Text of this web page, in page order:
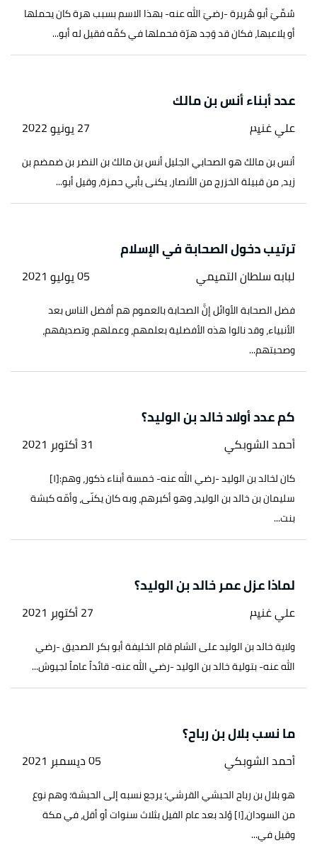
سُمِّيَ أبو هُريرة -رضيَ الله عنه- بهذا الاسم بسبب هرة كان يحملها
أو يلاعبها، فكان قد وَجد هرّة فحملها في كمِّه فقيل له أبو...
عدد أبناء أنس بن مالك
علي غنيم 27 يونيو 2022
أنس بن مالك هو الصحابي الجليل أنس بن مالك بن النضر بن ضمضم بن
زيد، من قبيلة الخزرج من الأنصار، يكنى بأبي حمزة، وقيل أبو...
ترتيب دخول الصحابة في الإسلام
لبابه سلطان التميمي 05 يوليو 2021
فضل الصحابة الأوائل إنَّ الصحابة بالعموم هم أفضل الناس بعد
الأنبياء، وقد نالوا هذه الأفضلية بعلمهم، وعملهم، وتصديقهم،
وصحبتهم...
كم عدد أولاد خالد بن الوليد؟
أحمد الشوبكي 31 أكتوبر 2021
كان لخالد بن الوليد -رضي الله عنه- خمسة أبناء ذكور، وهم:[١]
سليمان بن خالد بن الوليد، وهو أكبرهم، وبه كان يكنّى، وأمّه كبشة
بنت...
لماذا عزل عمر خالد بن الوليد؟
علي غنيم 27 أكتوبر 2021
ولاية خالد بن الوليد على الشام قام الخليفة أبو بكر الصديق -رضي
الله عنه- بتولية خالد بن الوليد -رضي الله عنه- قائداً عاماً لجيوش...
ما نسب بلال بن رباح؟
أحمد الشوبكي 05 ديسمبر 2021
هو بلال بن رباح الحبشي القرشي؛ يرجع نسبه إلى الحبشة؛ وهم نوع
من السودان،[١] وُلد بعد عام الفيل بثلاث سنوات أو أقل، في مكة
وقيل في...